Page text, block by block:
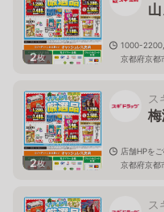
2枚
1000-2200,
京都府京都
2枚
ス
店舗HPを
京都府京都
ス